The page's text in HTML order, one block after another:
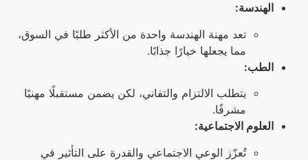
الهندسة:
تعد مهنة الهندسة واحدة من الأكثر طلبًا في السوق،
مما يجعلها خيارًا جذابًا.
الطب:
يتطلب الالتزام والتفاني، لكن يضمن مستقبلًا مهنيًا
مشرفًا.
العلوم الاجتماعية:
تُعزّز الوعي الاجتماعي والقدرة على التأثير في